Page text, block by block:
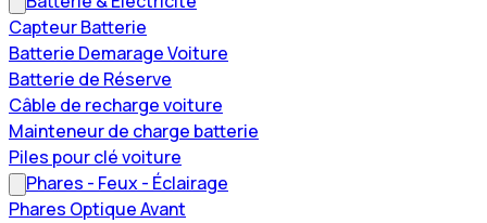
Capteur Batterie
Batterie Demarage Voiture
Batterie de Réserve
Câble de recharge voiture
Mainteneur de charge batterie
Piles pour clé voiture
Phares - Feux - Éclairage
Phares Optique Avant